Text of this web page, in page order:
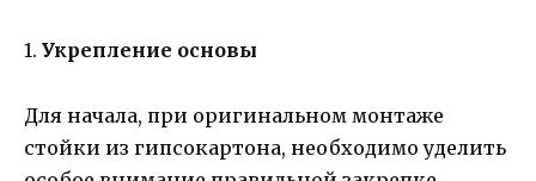
1. Укрепление основы
Для начала, при оригинальном монтаже
стойки из гипсокартона, необходимо уделить